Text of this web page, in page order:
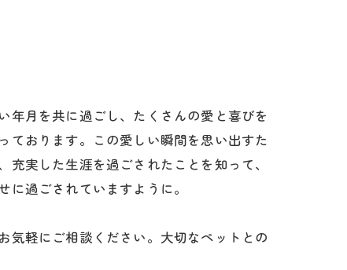
年月を共に過ごし、たくさんの愛と喜びを
ております。この愛しい瞬間を思い出すた
実した生涯を過ごされたことを知って、
過ごされていますように。
気軽にご相談ください。大切なペットとの